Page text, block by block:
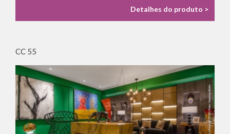
Detalhes do produto >
CC 55